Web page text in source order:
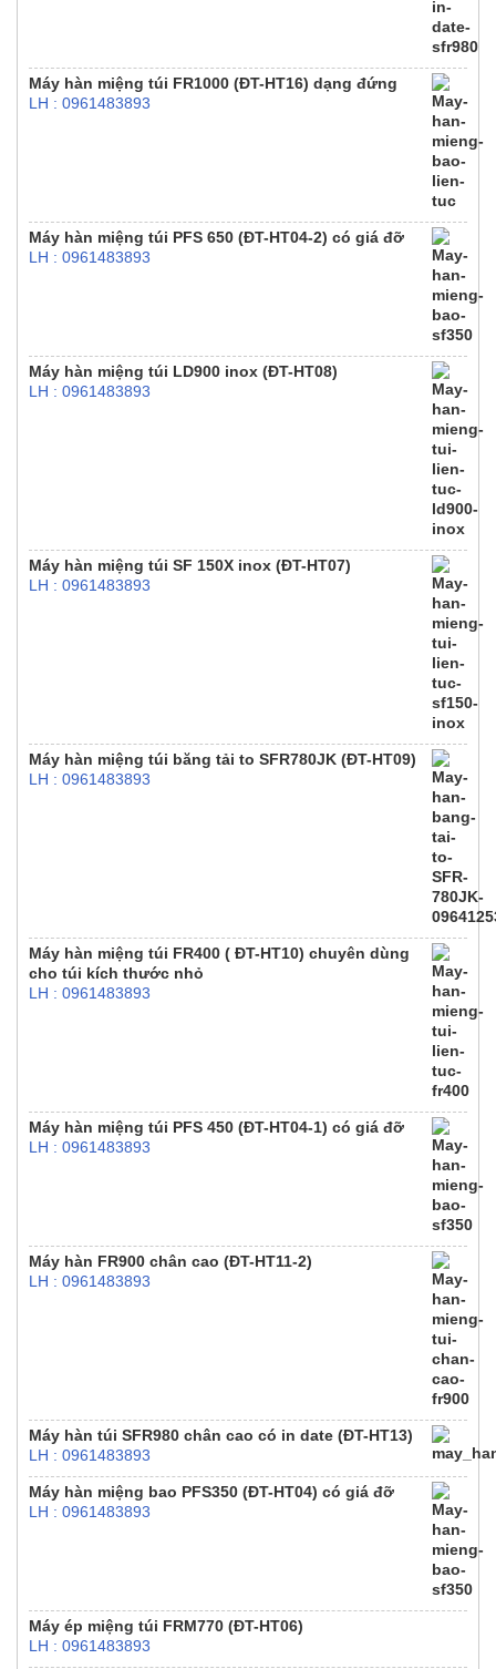
Máy hàn miệng túi FR1000 (ĐT-HT16) dạng đứng
LH : 0961483893
Máy hàn miệng túi PFS 650 (ĐT-HT04-2) có giá đỡ
LH : 0961483893
Máy hàn miệng túi LD900 inox (ĐT-HT08)
LH : 0961483893
Máy hàn miệng túi SF 150X inox (ĐT-HT07)
LH : 0961483893
Máy hàn miệng túi băng tải to SFR780JK (ĐT-HT09)
LH : 0961483893
Máy hàn miệng túi FR400 ( ĐT-HT10) chuyên dùng
cho túi kích thước nhỏ
LH : 0961483893
Máy hàn miệng túi PFS 450 (ĐT-HT04-1) có giá đỡ
LH : 0961483893
Máy hàn FR900 chân cao (ĐT-HT11-2)
LH : 0961483893
Máy hàn túi SFR980 chân cao có in date (ĐT-HT13)
LH : 0961483893
Máy hàn miệng bao PFS350 (ĐT-HT04) có giá đỡ
LH : 0961483893
Máy ép miệng túi FRM770 (ĐT-HT06)
LH : 0961483893